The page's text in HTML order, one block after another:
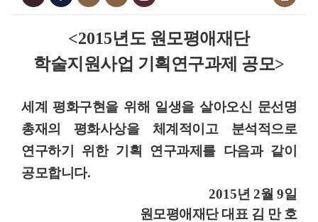
<2015년도 원모평애재단
학술지원사업 기획연구과제 공모>
세계 평화구현을 위해 일생을 살아오신 문선명
총재의 평화사상을 체계적이고 분석적으로
연구하기 위한 기획 연구과제를 다음과 같이
공모합니다.
2015년 2월 9일
원모평애재단 대표 김 만 호